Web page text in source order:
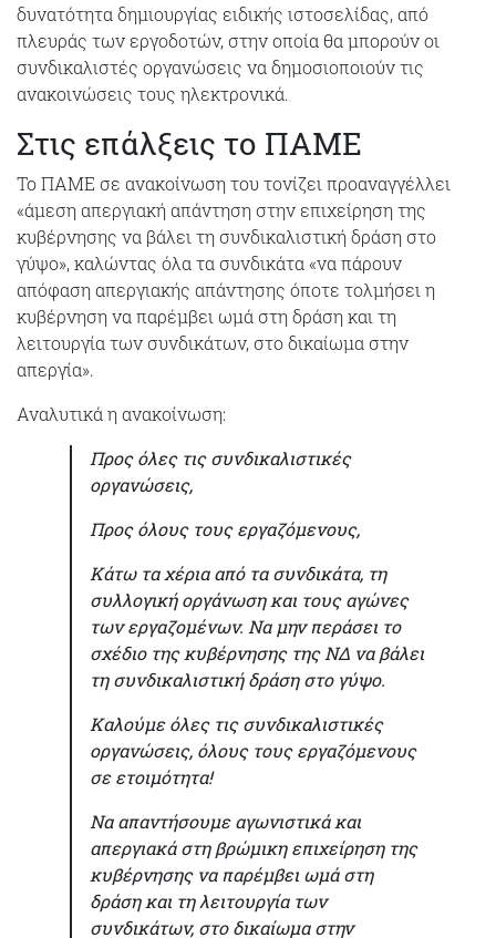
δυνατότητα δημιουργίας ειδικής ιστοσελίδας, από
πλευράς των εργοδοτών, στην οποία θα μπορούν οι
συνδικαλιστές οργανώσεις να δημοσιοποιούν τις
ανακοινώσεις τους ηλεκτρονικά.
Στις επάλξεις το ΠΑΜΕ
Το ΠΑΜΕ σε ανακοίνωση του τονίζει προαναγγέλλει
«άμεση απεργιακή απάντηση στην επιχείρηση της
κυβέρνησης να βάλει τη συνδικαλιστική δράση στο
γύψο», καλώντας όλα τα συνδικάτα «να πάρουν
απόφαση απεργιακής απάντησης όποτε τολμήσει η
κυβέρνηση να παρέμβει ωμά στη δράση και τη
λειτουργία των συνδικάτων, στο δικαίωμα στην
απεργία».
Αναλυτικά η ανακοίνωση:
Προς όλες τις συνδικαλιστικές
οργανώσεις,
Προς όλους τους εργαζόμενους,
Κάτω τα χέρια από τα συνδικάτα, τη
συλλογική οργάνωση και τους αγώνες
των εργαζομένων. Να μην περάσει το
σχέδιο της κυβέρνησης της ΝΔ να βάλει
τη συνδικαλιστική δράση στο γύψο.
Καλούμε όλες τις συνδικαλιστικές
οργανώσεις, όλους τους εργαζόμενους
σε ετοιμότητα!
Να απαντήσουμε αγωνιστικά και
απεργιακά στη βρώμικη επιχείρηση της
κυβέρνησης να παρέμβει ωμά στη
δράση και τη λειτουργία των
συνδικάτων, στο δικαίωμα στην